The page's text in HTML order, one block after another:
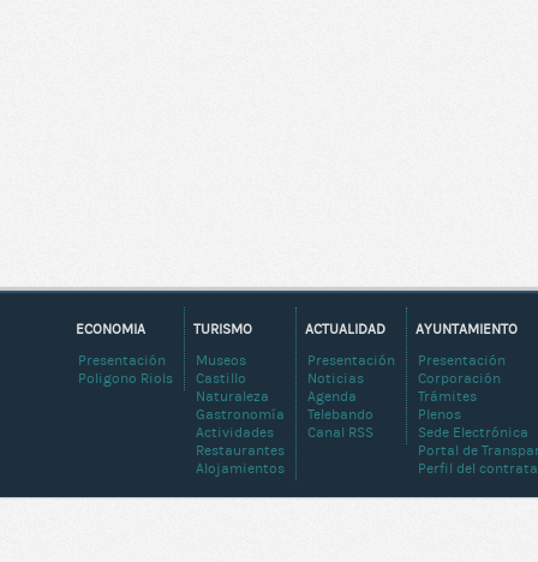
AYUNTAMIENTO
Presentación
Corporación
Trámites
Plenos
Sede Electrónica
Portal de
Perfil del
ACTUALIDAD
Presentación
Noticias
Agenda
Telebando
Canal RSS
TURISMO
Museos
Castillo
Naturaleza
Gastronomía
Actividades
Restaurantes
Alojamientos
ECONOMIA
Presentación
Poligono Riols